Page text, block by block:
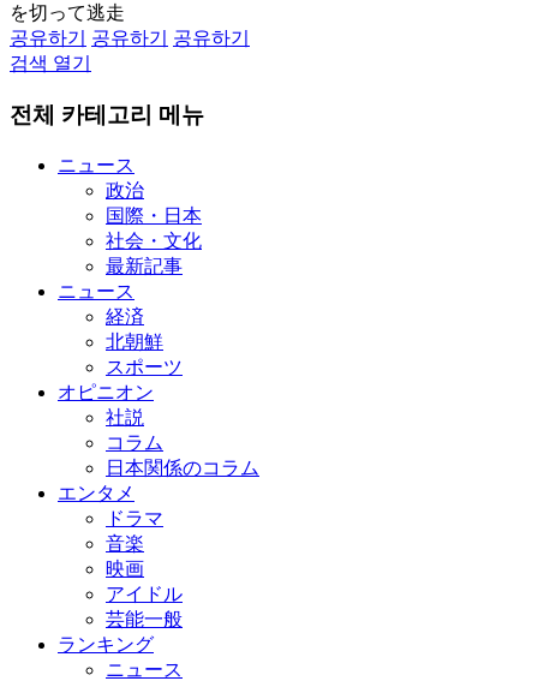
を切って逃走
공유하기
공유하기
공유하기
검색 열기
전체 카테고리 메뉴
ニュース
政治
国際・日本
社会・文化
最新記事
ニュース
経済
北朝鮮
スポーツ
オピニオン
社説
コラム
日本関係のコラム
エンタメ
ドラマ
音楽
映画
アイドル
芸能一般
ランキング
ニュース